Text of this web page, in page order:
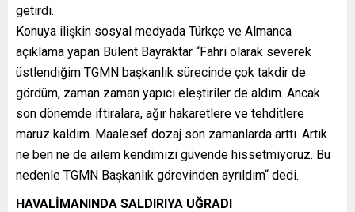
getirdi.
Konuya ilişkin sosyal medyada Türkçe ve Almanca
açıklama yapan Bülent Bayraktar “Fahri olarak severek
üstlendiğim TGMN başkanlık sürecinde çok takdir de
gördüm, zaman zaman yapıcı eleştiriler de aldım. Ancak
son dönemde iftiralara, ağır hakaretlere ve tehditlere
maruz kaldım. Maalesef dozaj son zamanlarda arttı. Artık
ne ben ne de ailem kendimizi güvende hissetmiyoruz. Bu
nedenle TGMN Başkanlık görevinden ayrıldım“ dedi.
HAVALİMANINDA SALDIRIYA UĞRADI